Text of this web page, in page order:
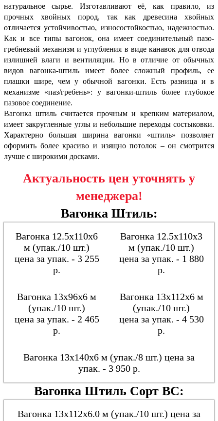
натуральное сырье. Изготавливают её, как правило, из
прочных хвойных пород, так как древесина хвойных
отличается устойчивостью, износостойкостью, надежностью.
Как и все типы вагонок, она имеет соединительный пазо-
гребневый механизм и углубления в виде канавок для отвода
излишней влаги и вентиляции. Но в отличие от обычных
видов вагонка-штиль имеет более сложный профиль, ее
плашки шире, чем у обычной вагонки. Есть разница и в
механизме «паз/гребень»: у вагонки-штиль более глубокое
пазовое соединение.
Вагонка штиль считается прочным и крепким материалом,
имеет закругленные углы и небольшие переходы состыковки.
Характерно большая ширина вагонки «штиль» позволяет
оформить более красиво и изящно потолок – он смотрится
лучше с широкими досками.
Актуальность цен уточнять у
менеджера!
Вагонка Штиль:
Вагонка 12.5х110х6
м (упак./10 шт.)
цена за упак. - 3 255
р.
Вагонка 12.5х110х3
м (упак./10 шт.)
цена за упак. - 1 880
р.
Вагонка 13х96х6 м
(упак./10 шт.)
цена за упак. - 2 465
р.
Вагонка 13х112х6 м
(упак./10 шт.)
цена за упак. - 4 530
р.
Вагонка 13х140х6 м (упак./8 шт.) цена за
упак. - 3 950 р.
Вагонка Штиль Сорт ВС:
Вагонка 13х112х6.0 м (упак./10 шт.) цена за